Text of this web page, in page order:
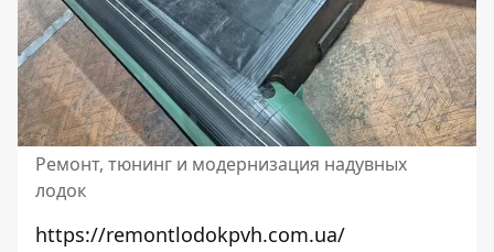
Ремонт, тюнинг и модернизация надувных
лодок
https://remontlodokpvh.com.ua/